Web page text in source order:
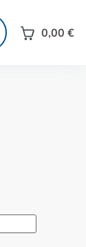
0,00 €